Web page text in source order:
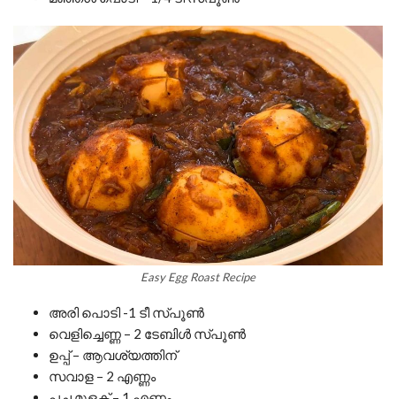
Easy Egg Roast Recipe
അരി പൊടി -1 ടീ സ്പൂൺ
വെളിച്ചെണ്ണ – 2 ടേബിൾ സ്പൂൺ
ഉപ്പ് – ആവശ്യത്തിന്
സവാള – 2 എണ്ണം